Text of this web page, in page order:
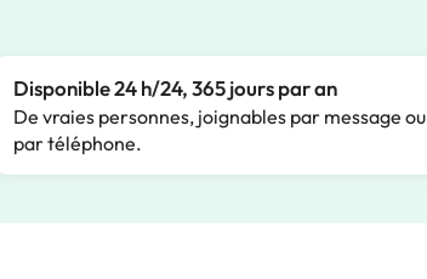
Disponible 24 h/24, 365 jours par an
De vraies personnes, joignables par message ou
par téléphone.